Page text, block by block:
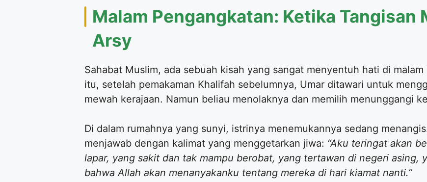
Malam Pengangkatan: Ketika Tangisan
Arsy
Sahabat Muslim, ada sebuah kisah yang sangat menyentuh hati di
itu, setelah pemakaman Khalifah sebelumnya, Umar ditawari untuk
mewah kerajaan. Namun beliau menolaknya dan memilih menunggangi
Di dalam rumahnya yang sunyi, istrinya menemukannya sedang
menjawab dengan kalimat yang menggetarkan jiwa: “Aku teringat akan
lapar, yang sakit dan tak mampu berobat, yang tertawan di negeri asing,
bahwa Allah akan menanyakanku tentang mereka di hari kiamat nanti.”